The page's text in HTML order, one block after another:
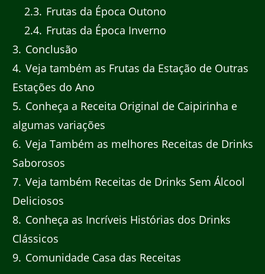
2.3 Frutas da Época Outono
2.4 Frutas da Época Inverno
3 Conclusão
4 Veja também as Frutas da Estação de Outras
Estações do Ano
5 Conheça a Receita Original de Caipirinha e
algumas variações
6 Veja Também as melhores Receitas de Drinks
Saborosos
7 Veja também Receitas de Drinks Sem Álcool
Deliciosos
8 Conheça as Incríveis Histórias dos Drinks
Clássicos
9 Comunidade Casa das Receitas